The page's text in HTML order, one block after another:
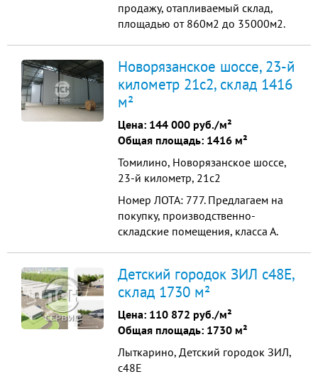
продажу, отапливаемый склад,
площадью от 860м2 до 35000м2.
по ТЗ. Удобное расположение и
подъездные пути, всего в 18км от
МКАД по Симферопольскому
шоссе. Шаг колонн: 12х24 м, полы-
антипыль(нагрузка - 6 тонн) в...
Новорязанское шоссе, 23-й
километр 21с2, склад 1416
м²
Цена: 144 000 руб./м²
Общая площадь: 1416 м²
Томилино, Новорязанское шоссе,
23-й километр, 21с2
Номер ЛОТА: 777. Предлагаем на
покупку, производственно-
складские помещения, класса А.
транспортная доступность, всего 6
км от МКАД. От метро Котельники
12 минут. Характеристики: Высота
потолка 12 м (рабочая) Шаг колонн
Детский городок ЗИЛ с48Е,
склад 1730 м²
Цена: 110 872 руб./м²
Общая площадь: 1730 м²
Лыткарино, Детский городок ЗИЛ,
с48Е